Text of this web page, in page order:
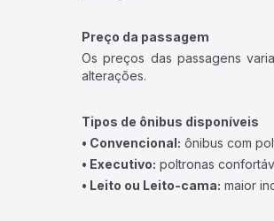
Preço da passagem
Os preços das passagens
alterações.
Tipos de ônibus disponíveis
• Convencional: ônibus com
• Executivo: poltronas
• Leito ou Leito-cama: maior